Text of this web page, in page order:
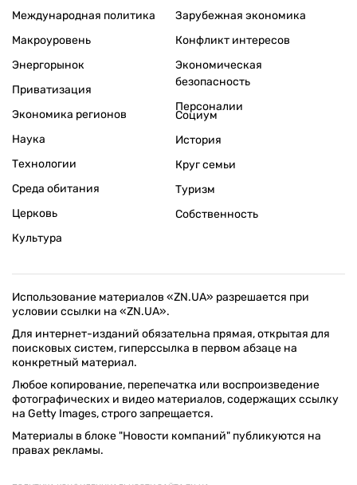
Международная политика
Макроуровень
Энергорынок
Приватизация
Экономика регионов
Зарубежная экономика
Конфликт интересов
Экономическая
безопасность
Персоналии
Наука
Технологии
Среда обитания
Церковь
Культура
Социум
История
Круг семьи
Туризм
Собственность
Использование материалов «ZN.UA» разрешается при
условии ссылки на «ZN.UA».
Для интернет-изданий обязательна прямая, открытая для
поисковых систем, гиперссылка в первом абзаце на
конкретный материал.
Любое копирование, перепечатка или воспроизведение
фотографических и видео материалов, содержащих ссылку
на Getty Images, строго запрещается.
Материалы в блоке "Новости компаний" публикуются на
правах рекламы.